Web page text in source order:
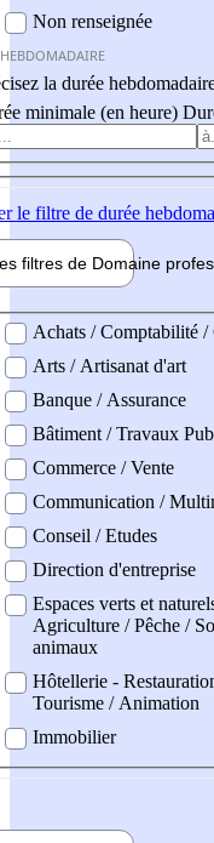
Non renseignée
la durée
minimale (en heure)
le filtre de durée
filtres de Domaine pro
professionel
Achats / Comptabilité /
Arts / Artisanat d'art
Banque / Assurance
Bâtiment / Travaux
Commerce / Vente
Communication /
Conseil / Etudes
Direction d'entreprise
Espaces verts et
Agriculture / Pêche /
animaux
Hôtellerie -
Tourisme / Animation
Immobilier